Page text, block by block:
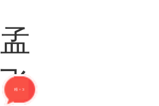
精 + 38
孟
飞